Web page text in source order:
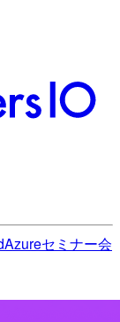
Azureセミナー会